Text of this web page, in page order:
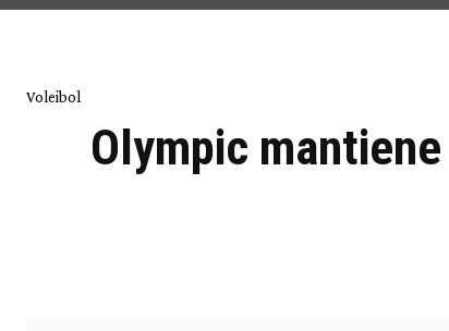
Voleibol
Olympic